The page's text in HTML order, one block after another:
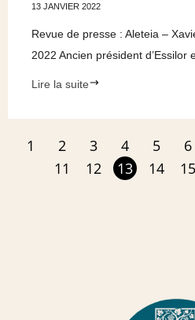
13 JANVIER 2022
Revue de presse : Aleteia –
2022 Ancien président d’Essilor
Lire la suite
1 2 3 4 5 6
11
12 13 14 15